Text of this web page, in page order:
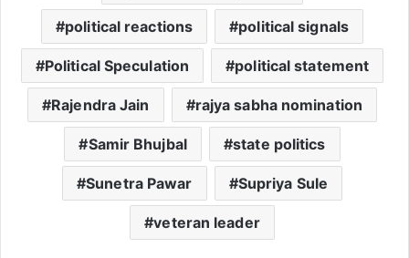
political reactions political signals
Political Speculation political statement
Rajendra Jain rajya sabha nomination
Samir Bhujbal state politics
Sunetra Pawar Supriya Sule
veteran leader